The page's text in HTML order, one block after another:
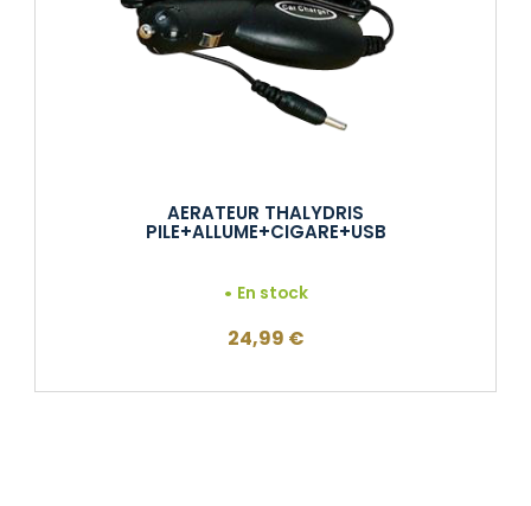
AERATEUR THALYDRIS
PILE+ALLUME+CIGARE+USB
En stock
24,99 €